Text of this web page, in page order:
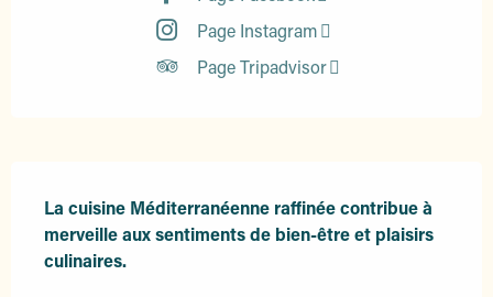
Page Instagram
Page Tripadvisor
La cuisine Méditerranéenne raffinée contribue à
merveille aux sentiments de bien-être et plaisirs
culinaires.